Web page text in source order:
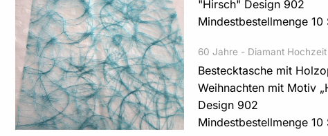
60 Jahre - Diamant Hochzeit
Bestecktasche mit
Weihnachten mit Motiv
Design 902
Mindestbestellmenge 10